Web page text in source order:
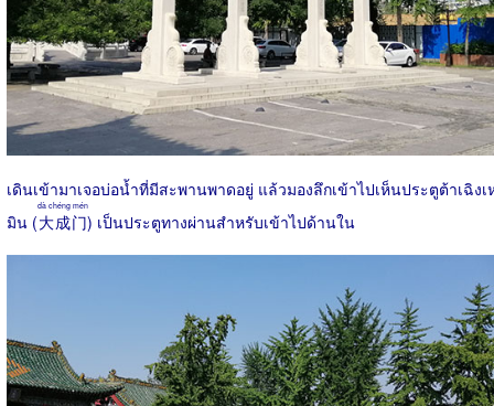
เดินเข้ามาเจอบ่อน้ำที่มีสะพานพาดอยู่ แล้วมองลึกเข้าไปเห็นประตูต้าเฉิงเ
มิน (大成门
dà chéng mén
) เป็นประตูทางผ่านสำหรับเข้าไปด้านใน